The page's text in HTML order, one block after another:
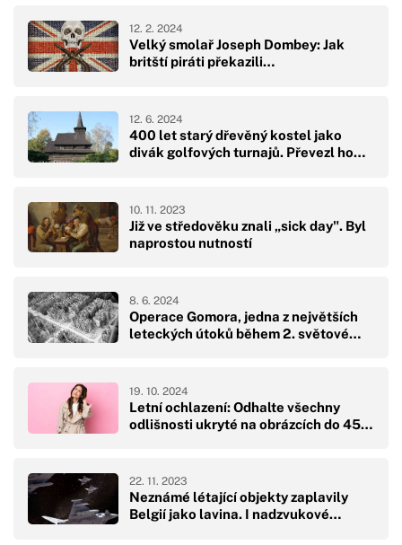
Velký smolař Joseph Dombey: Jak
britští piráti překazili…
12. 2. 2024
400 let starý dřevěný kostel jako
divák golfových turnajů. Převezl ho…
12. 6. 2024
Již ve středověku znali „sick day". Byl
naprostou nutností
10. 11. 2023
Operace Gomora, jedna z největších
leteckých útoků během 2. světové…
8. 6. 2024
Letní ochlazení: Odhalte všechny
odlišnosti ukryté na obrázcích do 45…
19. 10. 2024
Neznámé létající objekty zaplavily
Belgií jako lavina. I nadzvukové…
22. 11. 2023